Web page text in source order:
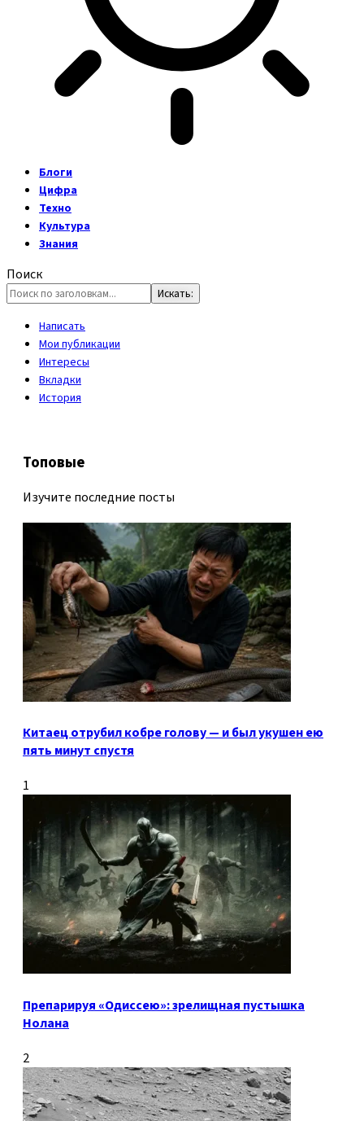
Блоги
Цифра
Техно
Культура
Знания
Поиск
Написать
Мои публикации
Интересы
Вкладки
История
Топовые
Изучите последние посты
Китаец отрубил кобре голову — и был укушен ею
пять минут спустя
1
Препарируя «Одиссею»: зрелищная пустышка
Нолана
2